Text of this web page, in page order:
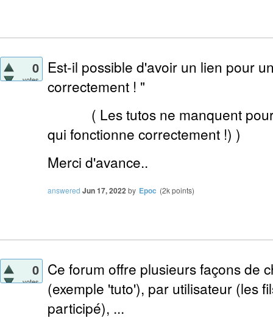
0
votes
Est-il possible d'avoir un lien pour
correctement ! "
( Les tutos ne manquent
qui fonctionne correctement !) )
Merci d'avance..
answered Jun 17, 2022 by Epoc (2kpoints)
0
votes
Ce forum offre plusieurs façons de
(exemple 'tuto'), par utilisateur (les
participé), ...